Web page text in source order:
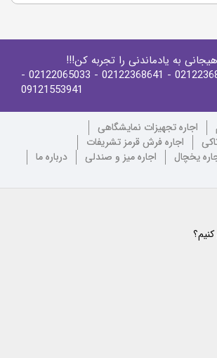
به یادماندنی را تجربه کن!!!
- 02122368641
- 02122065033
-
09121553941
اجاره تجهیزات نمایشگاهی
اجاره فرش قرمز تشریفات
یخچال اجاره میز و صندلی
درباره ما